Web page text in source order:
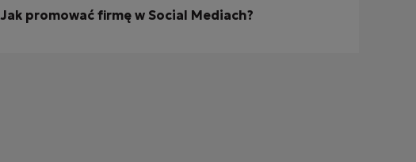
Jak promować firmę w Social Mediach?